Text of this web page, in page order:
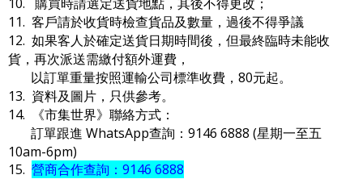
11. 客戶請於收貨時檢查貨品及數量，過後不得爭議
12. 如果客人於確定送貨日期時間後，但最終臨時未能收
貨，再次派送需繳付額外運費，
以訂單重量按照運輸公司標準收費，80元起。
13. 資料及圖片，只供參考。
14. 《市集世界》聯絡方式：
訂單跟進 WhatsApp查詢：9146 6888 (星期一至五
10am-6pm)
15. 營商合作查詢：9146 6888